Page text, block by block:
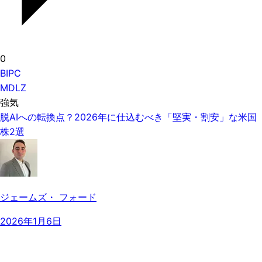
0
BIPC
MDLZ
強気
脱AIへの転換点？2026年に仕込むべき「堅実・割安」な米国
株2選
ジェームズ・ フォード
2026年1月6日